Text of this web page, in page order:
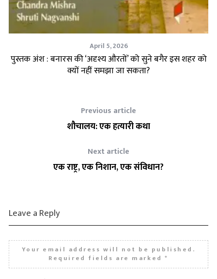
April 5, 2026
पुस्तक अंश : बनारस की ‘अदृश्य औरतों’ को सुने बगैर इस शहर को
क्यों नहीं समझा जा सकता?
Previous article
शौचालय: एक हत्यारी कथा
Next article
एक राष्ट्र, एक निशान, एक संविधान?
Leave a Reply
Your email address will not be published.
Required fields are marked*